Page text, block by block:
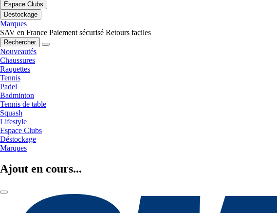
Espace Clubs
Déstockage
Marques
SAV en France Paiement sécurisé Retours faciles
Rechercher
Nouveautés
Chaussures
Raquettes
Tennis
Padel
Badminton
Tennis de table
Squash
Lifestyle
Espace Clubs
Déstockage
Marques
Ajout en cours...